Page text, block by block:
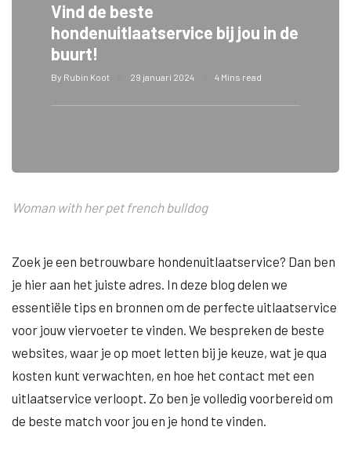
Vind de beste
hondenuitlaatservice bij jou in de
buurt!
By Rubin Koot 29 januari 2024 4 Mins read
Woman with her pet french bulldog
Zoek je een betrouwbare hondenuitlaatservice? Dan ben
je hier aan het juiste adres. In deze blog delen we
essentiële tips en bronnen om de perfecte uitlaatservice
voor jouw viervoeter te vinden. We bespreken de beste
websites, waar je op moet letten bij je keuze, wat je qua
kosten kunt verwachten, en hoe het contact met een
uitlaatservice verloopt. Zo ben je volledig voorbereid om
de beste match voor jou en je hond te vinden.